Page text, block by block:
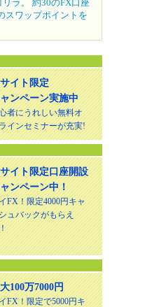
ラ。 約30のFX口座
スワップポイントを
イト限定
ンペーン実施中
者にうれしい無料オ
インセミナーが充実!
イト限定口座開設
ンペーン中！
FX！限定4000円キャ
ュバックがもらえ
100万7000円
FX！限定で5000円キ